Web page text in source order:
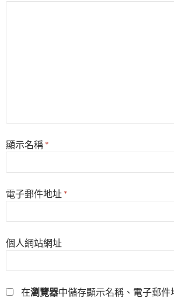
顯示名稱 *
電子郵件地址 *
個人網站網址
在瀏覽器中儲存顯示名稱、電子郵件